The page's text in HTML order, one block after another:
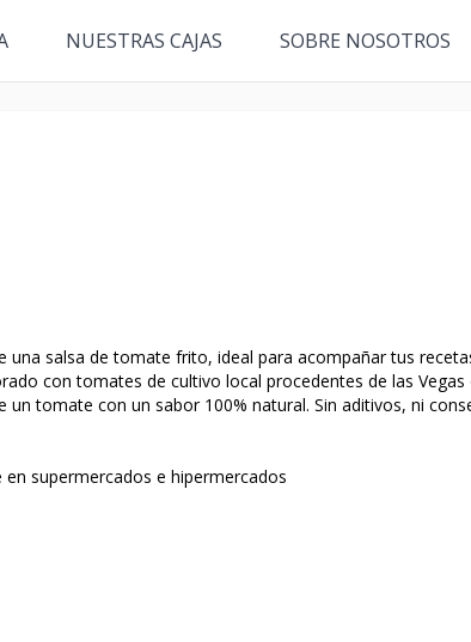
NUESTRAS CAJAS SOBRE NOSOTROS
una salsa de tomate frito, ideal para acompañar tus
con tomates de cultivo local procedentes de las Vegas
un tomate con un sabor 100% natural. Sin aditivos, ni
en supermercados e hipermercados